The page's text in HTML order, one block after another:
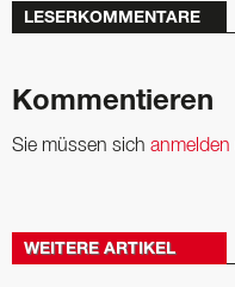
LESERKOMMENTARE
Kommentieren
Sie müssen sich anmelden
WEITERE ARTIKEL